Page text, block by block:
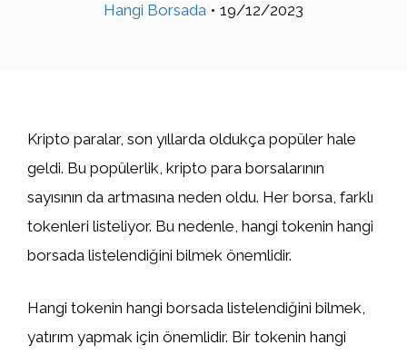
Hangi Borsada • 19/12/2023
Kripto paralar, son yıllarda oldukça popüler hale
geldi. Bu popülerlik, kripto para borsalarının
sayısının da artmasına neden oldu. Her borsa, farklı
tokenleri listeliyor. Bu nedenle, hangi tokenin hangi
borsada listelendiğini bilmek önemlidir.
Hangi tokenin hangi borsada listelendiğini bilmek,
yatırım yapmak için önemlidir. Bir tokenin hangi